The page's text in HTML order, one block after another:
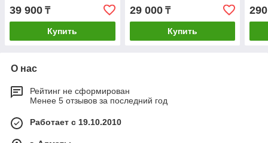
39 900 ₸
Купить
29 000₸
Купить
О нас
Рейтинг не сформирован
Менее 5 отзывов за последний год
Работает с 19.10.2010